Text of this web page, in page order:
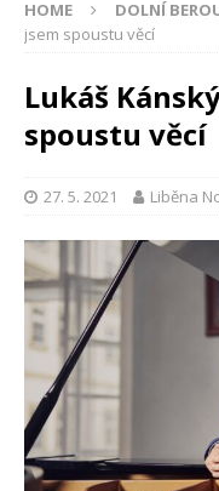
HOME DOLNÍ
jsem spoustu věcí
Lukáš
spoustu věcí
27. 5. 2021 Liběna